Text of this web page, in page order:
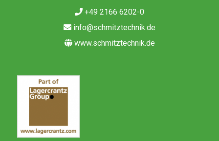
+49 2166 6202-0
info@schmitztechnik.de
www.schmitztechnik.de